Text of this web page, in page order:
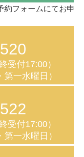
フォームにてお申
受付17:00）
一水曜日）
受付17:00）
一水曜日）